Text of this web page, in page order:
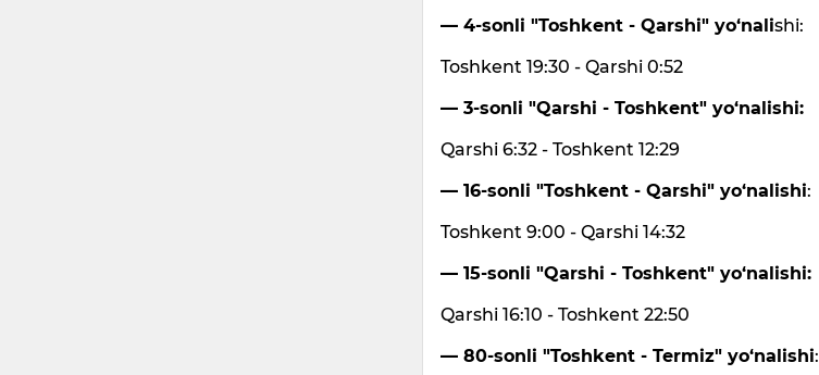
— 4-sonli "Toshkent - Qarshi" yo‘nalishi:
Toshkent 19:30 - Qarshi 0:52
— 3-sonli "Qarshi - Toshkent" yo‘nalishi:
Qarshi 6:32 - Toshkent 12:29
— 16-sonli "Toshkent - Qarshi" yo‘nalishi:
Toshkent 9:00 - Qarshi 14:32
— 15-sonli "Qarshi - Toshkent" yo‘nalishi:
Qarshi 16:10 - Toshkent 22:50
— 80-sonli "Toshkent - Termiz" yo‘nalishi: